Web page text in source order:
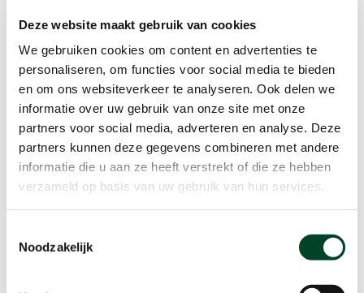
Deze website maakt gebruik van cookies
We gebruiken cookies om content en advertenties te
personaliseren, om functies voor social media te bieden
en om ons websiteverkeer te analyseren. Ook delen we
informatie over uw gebruik van onze site met onze
partners voor social media, adverteren en analyse. Deze
partners kunnen deze gegevens combineren met andere
informatie die u aan ze heeft verstrekt of die ze hebben
verzameld op basis van uw gebruik van hun services.
Noodzakelijk
Blijf op de hoogte van het laatste nieuws, verhalen,
publicaties en ontwikkelingen rondom Kansfonds
en onze missie.
Nieuwsberichten
Nieuws
Verhalen
Beeldbanken
Foto's bestaanszekerheid
Agenda